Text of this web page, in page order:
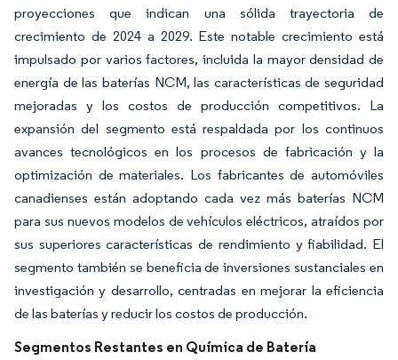
proyecciones que indican una sólida trayectoria de
crecimiento de 2024 a 2029. Este notable crecimiento está
impulsado por varios factores, incluida la mayor densidad de
energía de las baterías NCM, las características de seguridad
mejoradas y los costos de producción competitivos. La
expansión del segmento está respaldada por los continuos
avances tecnológicos en los procesos de fabricación y la
optimización de materiales. Los fabricantes de automóviles
canadienses están adoptando cada vez más baterías NCM
para sus nuevos modelos de vehículos eléctricos, atraídos por
sus superiores características de rendimiento y fiabilidad. El
segmento también se beneficia de inversiones sustanciales en
investigación y desarrollo, centradas en mejorar la eficiencia
de las baterías y reducir los costos de producción.
Segmentos Restantes en Química de Batería